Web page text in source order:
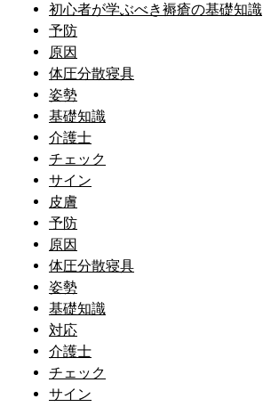
初心者が学ぶべき褥瘡の基礎知識
予防
原因
体圧分散寝具
姿勢
基礎知識
介護士
チェック
サイン
皮膚
予防
原因
体圧分散寝具
姿勢
基礎知識
対応
介護士
チェック
サイン